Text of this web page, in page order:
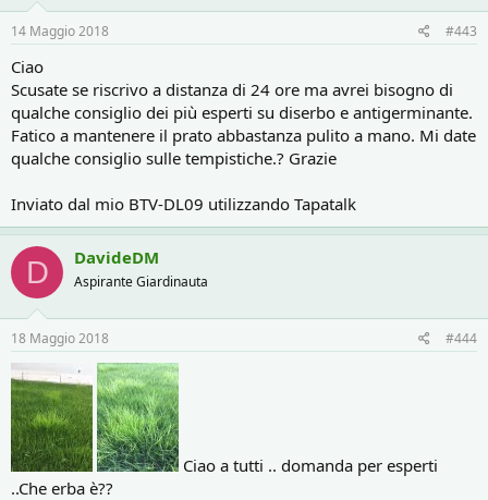
14 Maggio 2018 #443
Ciao
Scusate se riscrivo a distanza di 24 ore ma avrei bisogno di
qualche consiglio dei più esperti su diserbo e antigerminante.
Fatico a mantenere il prato abbastanza pulito a mano. Mi date
qualche consiglio sulle tempistiche.? Grazie
Inviato dal mio BTV-DL09 utilizzando Tapatalk
D DavideDM
Aspirante Giardinauta
18 Maggio 2018 #444
Ciao a tutti .. domanda per esperti
..Che erba è??